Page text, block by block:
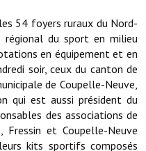
54 foyers ruraux du Nord-
régional du sport en milieu
en équipement et en
soir, ceux du canton de
de Coupelle-Neuve,
qui est aussi président du
des associations de
Fressin et Coupelle-Neuve
kits sportifs composés